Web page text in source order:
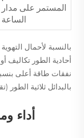
المستمر على مدار
الساعة
بالبدائل ثلاثية الطور
أداء